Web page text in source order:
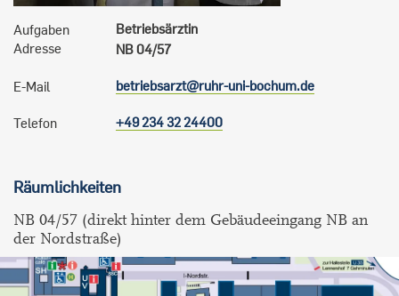
Aufgaben
Betriebsärztin
Adresse
NB 04/57
E-Mail betriebsarzt@ruhr-uni-bochum.de
Telefon +49 234 32 24400
Räumlichkeiten
NB 04/57 (direkt hinter dem Gebäudeeingang NB an
der Nordstraße)